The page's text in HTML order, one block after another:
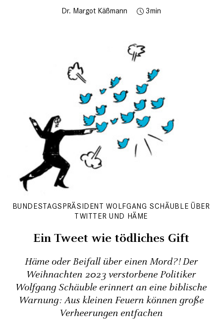
Dr. Margot Käßmann 3
BUNDESTAGSPRÄSIDENT WOLFGANG SCHÄUBLE ÜBER
TWITTER UND HÄME
Ein Tweet wie tödliches Gift
Häme oder Beifall über einen Mord?! Der
Weihnachten 2023 verstorbene Politiker
Wolfgang Schäuble erinnert an eine biblische
Warnung: Aus kleinen Feuern können große
Verheerungen entfachen